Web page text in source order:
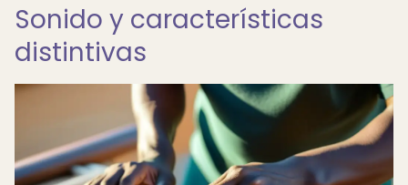
Sonido y características
distintivas